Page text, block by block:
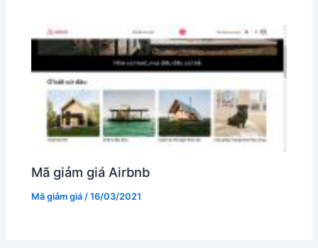
Mã giảm giá Airbnb
Mã giảm giá /16/03/2021